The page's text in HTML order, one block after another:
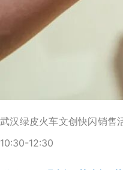
武汉绿皮火车文创快闪销售
10:30-12:30